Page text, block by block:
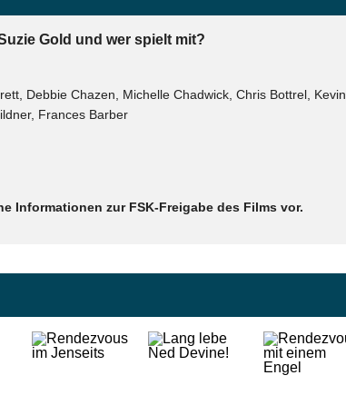
Gold und wer spielt mit?
Debbie Chazen, Michelle Chadwick, Chris Bottrel, Kevin
Frances Barber
Informationen zur FSK-Freigabe des Films vor.